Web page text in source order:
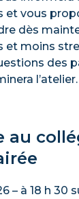
et vous
dès
et moins
des
l’atelier.
au
– à 18 h 30